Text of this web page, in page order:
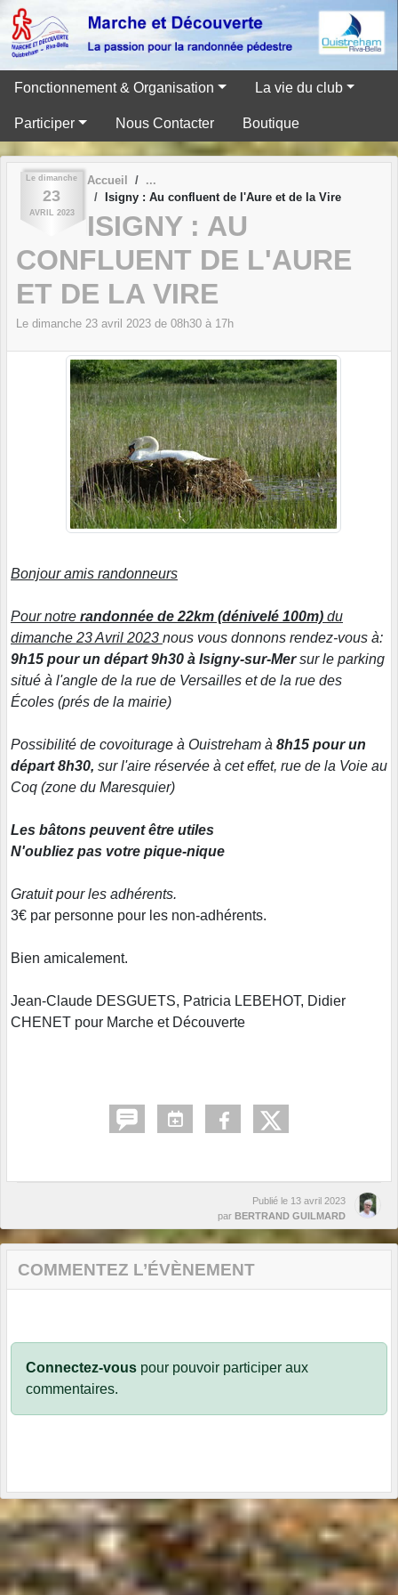
Fonctionnement & Organisation La vie du club
Participer Nous Contacter Boutique
Le dimanche
23
AVRIL 2023
Accueil
Isigny : Au confluent de l'Aure et de la Vire
ISIGNY : AU
CONFLUENT DE L'AURE
ET DE LA VIRE
Le dimanche 23 avril 2023 de 08h30 à 17h
Bonjour amis randonneurs
Pour notre randonnée de 22km (dénivelé 100m) du
dimanche 23 Avril 2023 nous vous ‌donnons rendez-vous à:
9h15 pour un départ 9h30 à Isigny-sur-Mersur le parking
situé à l'angle de la rue de Versailles et de la rue des
Écoles (prés de la mairie)
Possibilité de covoiturage à Ouistreham à 8h15 pour un
départ 8h30, sur l'aire réservée à cet effet, rue de la Voie au
Coq (zone du Maresquier)
Les bâtons peuvent être utiles
N'oubliez pas votre pique-nique
Gratuit pour les adhérents.
3€ par personne pour les non-adhérents.
Bien amicalement.
Jean-Claude DESGUETS, Patricia LEBEHOT, Didier
CHENET pour Marche et Découverte
Publié le 13 avril 2023
par BERTRAND GUILMARD
COMMENTEZ L’ÉVÈNEMENT
Connectez-vous pour pouvoir participer aux
commentaires.
Panneau de gestion des cookies